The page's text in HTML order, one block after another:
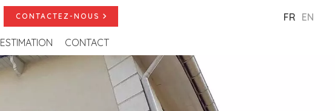
CONTACTEZ-NOUS
ESTIMATION CONTACT
FR EN